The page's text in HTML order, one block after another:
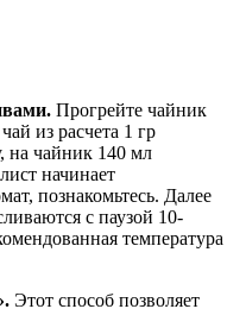
Прогрейте чайник
из расчета 1 гр
на чайник 140 мл
начинает
познакомьтесь. Далее
с паузой 10-
температура
Этот способ позволяет